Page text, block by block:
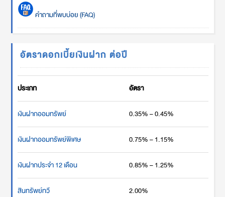
คำถามที่พบบ่อย (FAQ)
อัตราดอกเบี้ยเงินฝาก ต่อปี
ประเภท อัตรา
เงินฝากออมทรัพย์ 0.35% – 0.45%
เงินฝากออมทรัพย์พิเศษ 0.75% – 1.15%
เงินฝากประจำ 12 เดือน 0.85% – 1.25%
สินทรัพย์ทวี 2.00%